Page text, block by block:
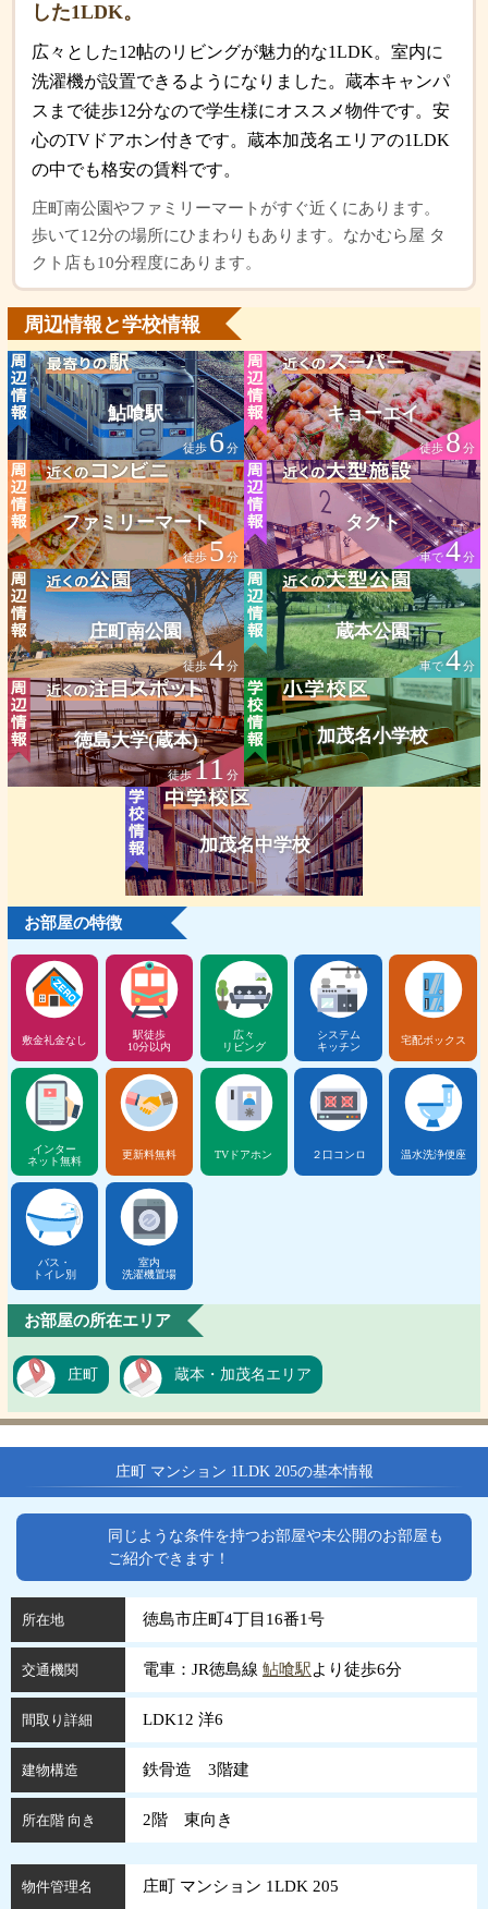
した1LDK。
広々とした12帖のリビングが魅力的な1LDK。室内に
洗濯機が設置できるようになりました。蔵本キャンパ
スまで徒歩12分なので学生様にオススメ物件です。安
心のTVドアホン付きです。蔵本加茂名エリアの1LDK
の中でも格安の賃料です。
庄町南公園やファミリーマートがすぐ近くにあります。
歩いて12分の場所にひまわりもあります。なかむら屋 タ
クト店も10分程度にあります。
周辺情報と学校情報
鮎喰駅
徒歩6分
キョーエイ
徒歩8分
ファミリーマート
徒歩5分
タクト
車で4分
庄町南公園
徒歩4分
蔵本公園
車で4分
徳島大学(蔵本)
徒歩11 分
加茂名小学校
加茂名中学校
お部屋の特徴
敷金礼金なし
駅徒歩
10分以内
広々
リビング
システム
キッチン
宅配ボックス
インター
ネット無料
更新料無料 TVドアホン ２口コンロ 温水洗浄便座
バス・
トイレ別
室内
洗濯機置場
お部屋の所在エリア
庄町 蔵本・加茂名エリア
庄町 マンション 1LDK 205の基本情報
同じような条件を持つお部屋や未公開のお部屋も
ご紹介できます！
所在地 徳島市庄町4丁目16番1号
交通機関 電車：JR徳島線 鮎喰駅より徒歩6分
間取り詳細 LDK12 洋6
建物構造 鉄骨造 3階建
所在階 向き 2階 東向き
物件管理名 庄町 マンション 1LDK 205